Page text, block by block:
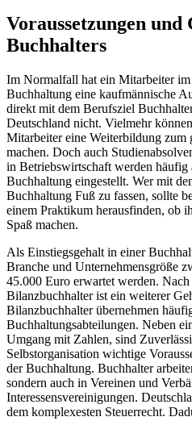
Voraussetzungen und
Buchhalters
Im Normalfall hat ein Mitarbeiter
Buchhaltung eine kaufmännische
direkt mit dem Berufsziel
Deutschland nicht. Vielmehr
Mitarbeiter eine Weiterbildung zum
machen. Doch auch
in Betriebswirtschaft werden häufig
Buchhaltung eingestellt. Wer mit
Buchhaltung Fuß zu fassen, sollte
einem Praktikum herausfinden, ob
Spaß machen.
Als Einstiegsgehalt in einer
Branche und Unternehmensgröße
45.000 Euro erwartet werden.
Bilanzbuchhalter ist ein weiterer
Bilanzbuchhalter übernehmen
Buchhaltungsabteilungen. Neben
Umgang mit Zahlen, sind
Selbstorganisation wichtige
der Buchhaltung. Buchhalter
sondern auch in Vereinen und
Interessensvereinigungen.
dem komplexesten Steuerrecht.